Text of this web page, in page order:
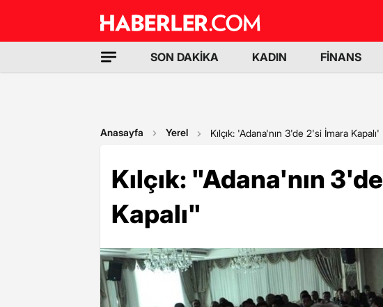
SON DAKİKA KADIN FİNANS
Anasayfa Yerel Kılçık: 'Adana'nın 3'de 2'si İmara Kapalı'
Kılçık: "Adana'nın
Kapalı"